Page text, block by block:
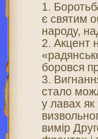
є святим
народу,
Акцент
боровся
стало
у лавах як
вимір